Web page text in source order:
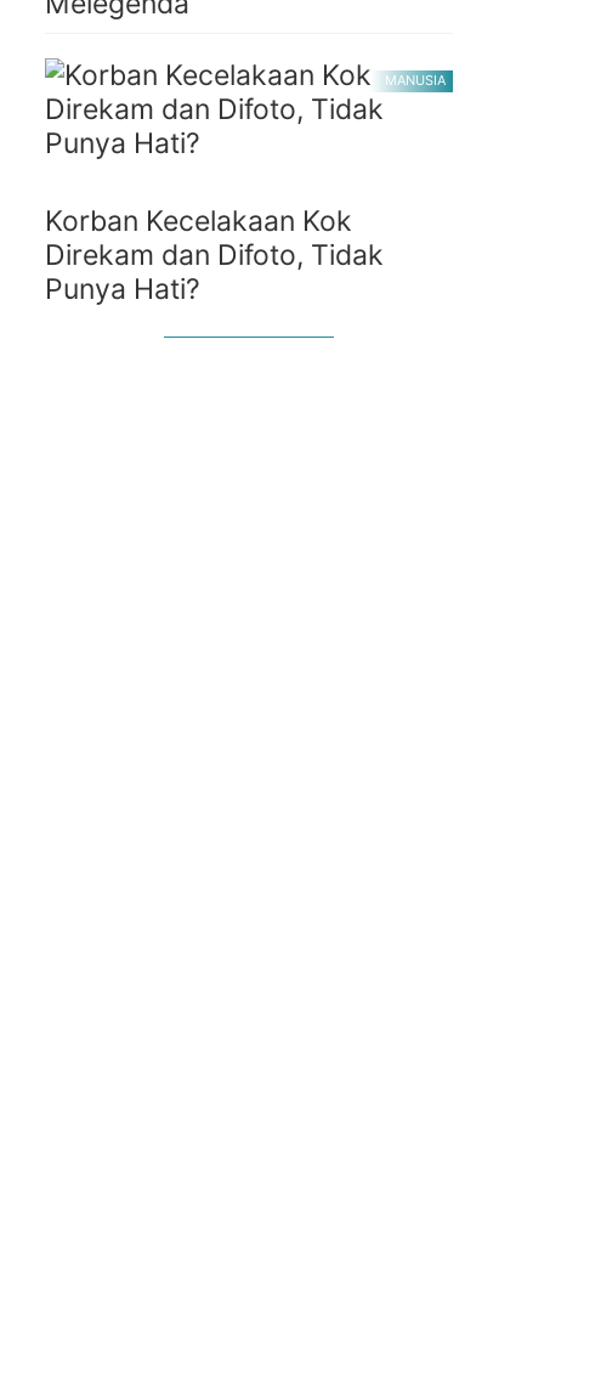
MANUSIA
Korban Kecelakaan Kok
Direkam dan Difoto, Tidak
Punya Hati?